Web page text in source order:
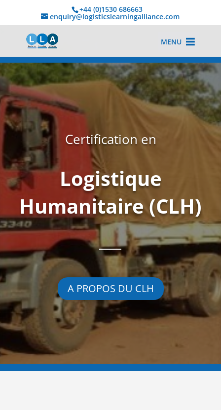
+44 (0)1530 686663‬
enquiry@logisticslearningalliance.com
MENU
Certification en
Logistique
Humanitaire (CLH)
A PROPOS DU CLH